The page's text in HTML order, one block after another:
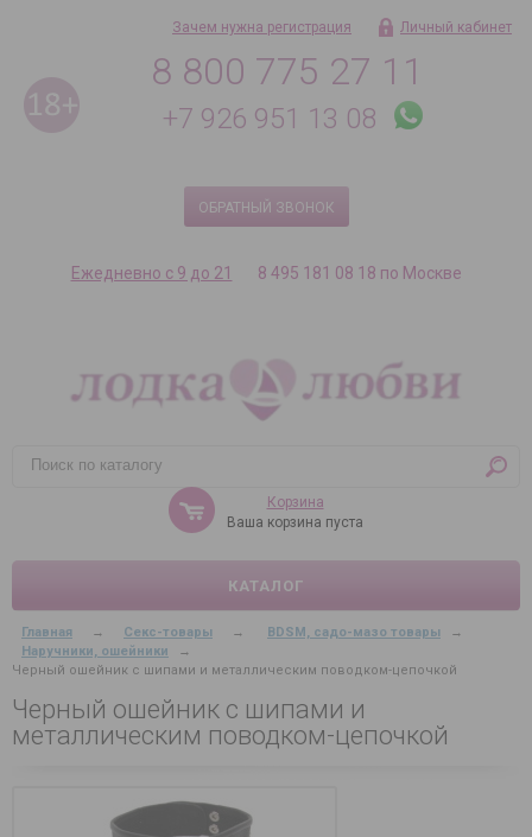
8 800 775 27 11
+7 926 951 13 08
ОБРАТНЫЙ ЗВОНОК
Зачем нужна регистрация Личный кабинет
Ежедневно с 9 до 21 8 495 181 08 18 по Москве
Корзина
Ваша корзина пуста
КАТАЛОГ
Главная → Секс-товары → BDSM, садо-мазо товары
→
Наручники, ошейники
→
Черный ошейник с шипами и металлическим поводком-цепочкой
Черный ошейник с шипами и
металлическим поводком-цепочкой